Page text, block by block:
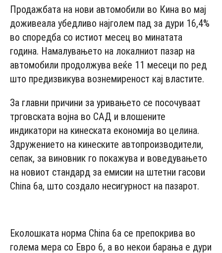
Продажбата на нови автомобили во Кина во мај
доживеала убедливо најголем пад за дури 16,4%
во споредба со истиот месец во минатата
година. Намалувањето на локалниот пазар на
автомобили продолжува веќе 11 месеци по ред
што предизвикува вознемиреност кај властите.
За главни причини за уривањето се посочуваат
трговската војна во САД и влошените
индикатори на кинеската економија во целина.
Здружението на кинеските автопроизводители,
сепак, за виновник го покажува и воведувањето
на новиот стандард за емисии на штетни гасови
China 6a, што создало несигурност на пазарот.
Еколошката норма China 6a се препокрива во
голема мера со Евро 6, а во некои барања е дури